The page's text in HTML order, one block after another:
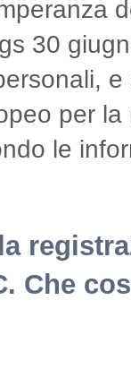
30
e
per la
le
Che